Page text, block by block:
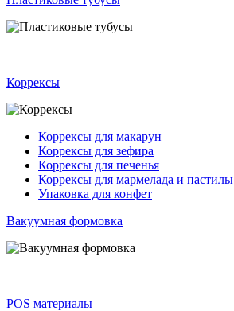
Коррексы
Коррексы для макарун
Коррексы для зефира
Коррексы для печенья
Коррексы для мармелада и пастилы
Упаковка для конфет
Вакуумная формовка
POS материалы